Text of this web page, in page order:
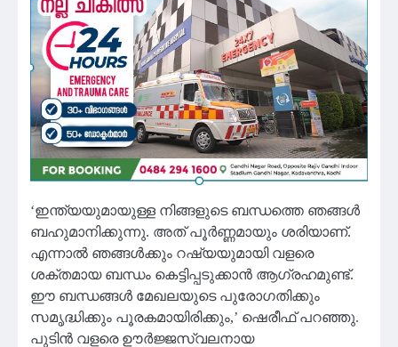
‘ഇന്ത്യയുമായുള്ള നിങ്ങളുടെ ബന്ധത്തെ ഞങ്ങള്‍
ബഹുമാനിക്കുന്നു. അത് പൂര്‍ണ്ണമായും ശരിയാണ്.
എന്നാല്‍ ഞങ്ങള്‍ക്കും റഷ്യയുമായി വളരെ
ശക്തമായ ബന്ധം കെട്ടിപ്പടുക്കാന്‍ ആഗ്രഹമുണ്ട്.
ഈ ബന്ധങ്ങള്‍ മേഖലയുടെ പുരോഗതിക്കും
സമൃദ്ധിക്കും പൂരകമായിരിക്കും,’ ഷെരീഫ് പറഞ്ഞു.
പുടിന്‍ വളരെ ഊര്‍ജ്ജസ്വലനായ